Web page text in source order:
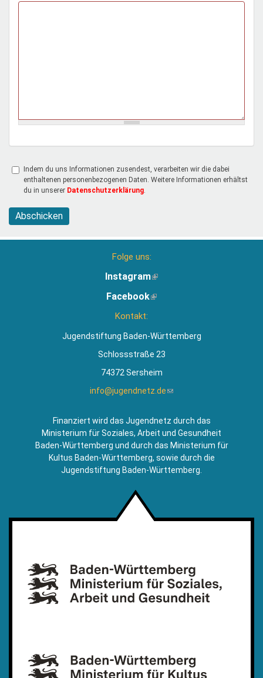
Indem du uns Informationen zusendest, verarbeiten wir die dabei
enthaltenen personenbezogenen Daten. Weitere Informationen erhältst
du in unserer Datenschutzerklärung
Abschicken
Folge uns:
Instagram(Link
extern)
Facebook(Link
Kontakt:
Jugendstiftung Baden-Württemberg
Schlossstraße 23
74372 Sersheim
info@jugendnetz.de(Link
Mail)
Finanziert wird das Jugendnetz durch das
Ministerium für Soziales, Arbeit und Gesundheit
Baden-Württemberg und durch das Ministerium für
Kultus Baden-Württemberg, sowie durch die
Jugendstiftung Baden-Württemberg.